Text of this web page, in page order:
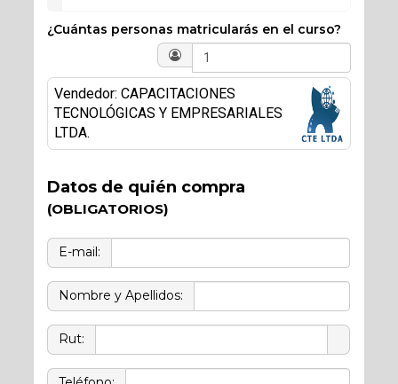
¿Cuántas personas matricularás en el curso?
Vendedor: CAPACITACIONES
TECNOLÓGICAS Y EMPRESARIALES
LTDA.
Datos de quién compra
(OBLIGATORIOS)
E-mail:
Nombre y Apellidos:
Rut: